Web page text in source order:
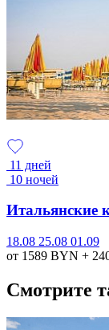
11 дней
10 ночей
Итальянские
18.08 25.08 01.09
от 1589 BYN +
Смотрите